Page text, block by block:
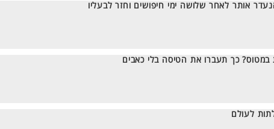
אותר לאחר שלושה ימי חיפושים וחזר לבעליו
במטוס? כך תעברו את הטיסה בלי כאבים
לעולם